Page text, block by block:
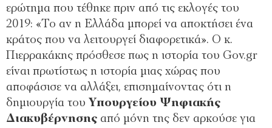
ερώτημα που τέθηκε πριν από τις εκλογές του
2019: «Το αν η Ελλάδα μπορεί να αποκτήσει ένα
κράτος που να λειτουργεί διαφορετικά». Ο κ.
Πιερρακάκης πρόσθεσε πως η ιστορία του Gov.gr
είναι πρωτίστως η ιστορία μιας χώρας που
αποφάσισε να αλλάξει, επισημαίνοντας ότι η
δημιουργία του Υπουργείου Ψηφιακής
Διακυβέρνησης από μόνη της δεν αρκούσε για